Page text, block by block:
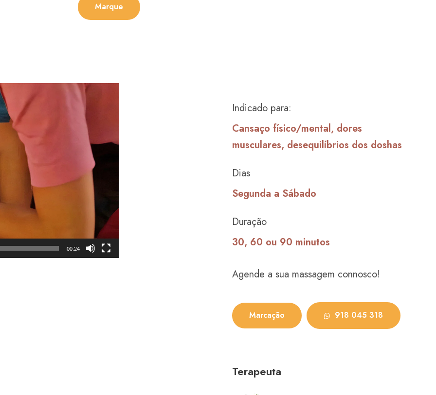
Marque
00:24
Indicado para:
Cansaço físico/mental, dores
musculares, desequilíbrios dos doshas
Dias
Segunda a Sábado
Duração
30, 60 ou 90 minutos
Agende a sua massagem connosco!
Marcação 918 045 318
Terapeuta